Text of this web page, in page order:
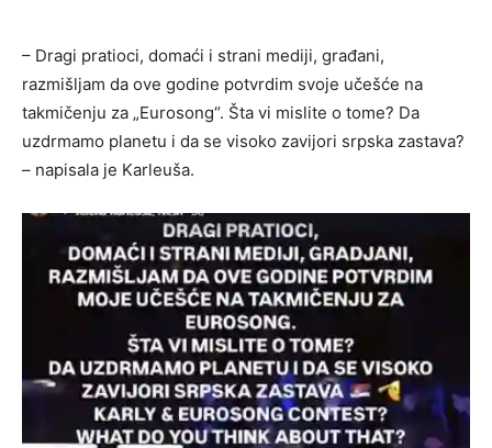
– Dragi pratioci, domaći i strani mediji, građani,
razmišljam da ove godine potvrdim svoje učešće na
takmičenju za „Eurosong“. Šta vi mislite o tome? Da
uzdrmamo planetu i da se visoko zavijori srpska zastava?
– napisala je Karleuša.